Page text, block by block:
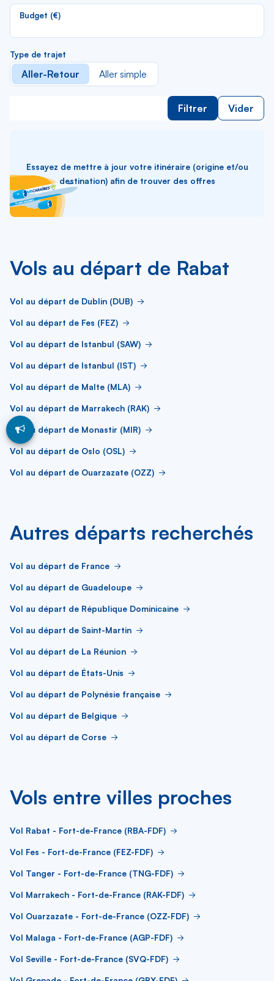
Budget (€)
Type de trajet
Aller-Retour Aller simple
Filtrer Vider
Essayez de mettre à jour votre itinéraire (origine et/ou
destination) afin de trouver des offres
Vols au départ de Rabat
Vol au départ de Dublin (DUB)
Vol au départ de Fes (FEZ)
Vol au départ de Istanbul (SAW)
Vol au départ de Istanbul (IST)
Vol au départ de Malte (MLA)
Vol au départ de Marrakech (RAK)
Vol au départ de Monastir (MIR)
Vol au départ de Oslo (OSL)
Vol au départ de Ouarzazate (OZZ)
Autres départs recherchés
Vol au départ de France
Vol au départ de Guadeloupe
Vol au départ de République Dominicaine
Vol au départ de Saint-Martin
Vol au départ de La Réunion
Vol au départ de États-Unis
Vol au départ de Polynésie française
Vol au départ de Belgique
Vol au départ de Corse
Vols entre villes proches
Vol Rabat - Fort-de-France (RBA-FDF)
Vol Fes - Fort-de-France (FEZ-FDF)
Vol Tanger - Fort-de-France (TNG-FDF)
Vol Marrakech - Fort-de-France (RAK-FDF)
Vol Ouarzazate - Fort-de-France (OZZ-FDF)
Vol Malaga - Fort-de-France (AGP-FDF)
Vol Seville - Fort-de-France (SVQ-FDF)